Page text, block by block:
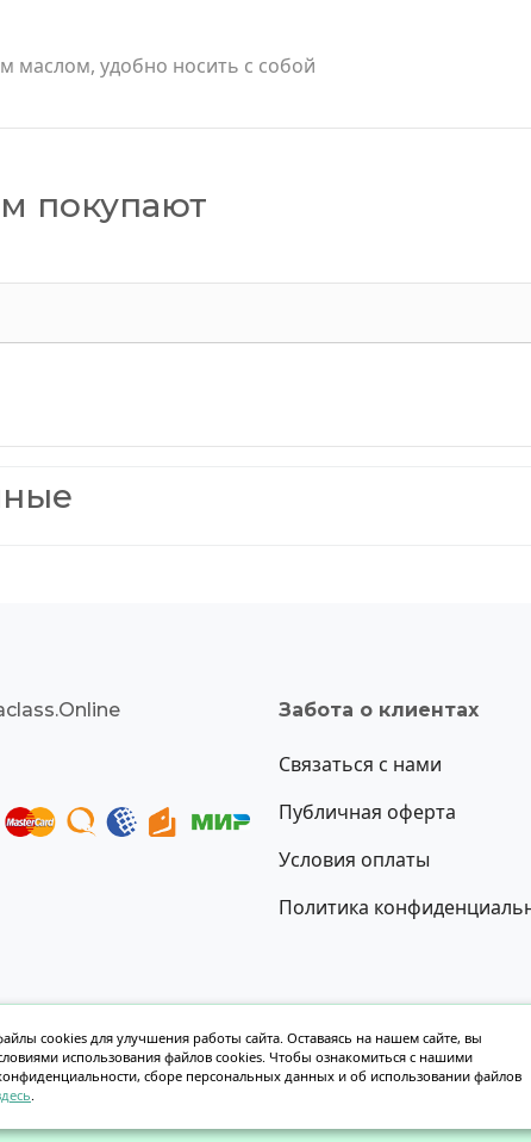
маслом, удобно носить с собой
покупают
Забота о клиентах
Связаться с нами
Публичная оферта
Условия оплаты
Политика
Создание сайта oksoft.ru
cookies для улучшения работы сайта. Оставаясь на нашем сайте, вы
использования файлов cookies. Чтобы ознакомиться с нашими
сборе персональных данных и об использовании файлов
.